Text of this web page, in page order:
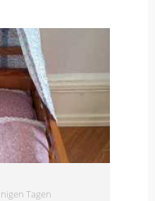
Tagen